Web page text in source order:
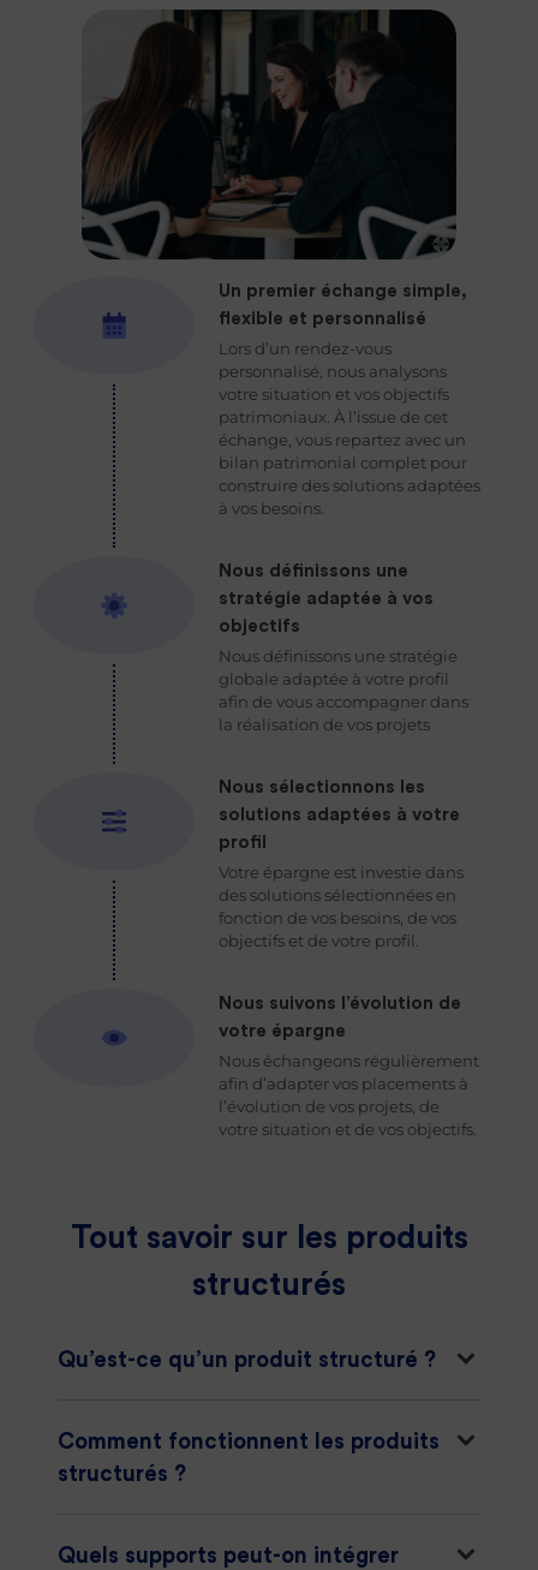
Un premier échange simple,
flexible et personnalisé
Lors d’un rendez-vous
personnalisé, nous analysons
votre situation et vos objectifs
patrimoniaux. À l’issue de cet
échange, vous repartez avec un
bilan patrimonial complet pour
construire des solutions adaptées
à vos besoins.
Nous définissons une
stratégie adaptée à vos
objectifs
Nous définissons une stratégie
globale adaptée à votre profil
afin de vous accompagner dans
la réalisation de vos projets
Nous sélectionnons les
solutions adaptées à votre
profil
Votre épargne est investie dans
des solutions sélectionnées en
fonction de vos besoins, de vos
objectifs et de votre profil.
Nous suivons l’évolution de
votre épargne
Nous échangeons régulièrement
afin d’adapter vos placements à
l’évolution de vos projets, de
votre situation et de vos objectifs.
Tout savoir sur les produits
structurés
Qu’est-ce qu’un produit structuré ?
Comment fonctionnent les produits
structurés ?
Quels supports peut-on intégrer